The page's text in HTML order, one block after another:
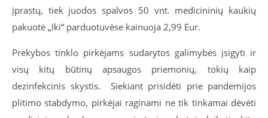
įprastų, tiek juodos spalvos 50 vnt. medicininių kaukių
pakuotė „Iki“ parduotuvėse kainuoja 2,99 Eur.
Prekybos tinklo pirkėjams sudarytos galimybės įsigyti ir
visų kitų būtinų apsaugos priemonių, tokių kaip
dezinfekcinis skystis. Siekiant prisidėti prie pandemijos
plitimo stabdymo, pirkėjai raginami ne tik tinkamai dėvėti